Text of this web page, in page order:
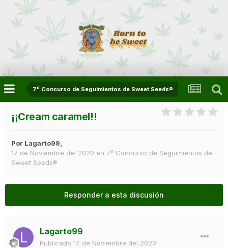
7º Concurso de Seguimientos de Sweet Seeds®
¡¡Cream caramel!!
Por Lagarto99,
17 de Noviembre del 2020 en 7º Concurso de Seguimientos de
Sweet Seeds®
Responder a esta discusión
Lagarto99
Publicado 17 de Noviembre del 2020